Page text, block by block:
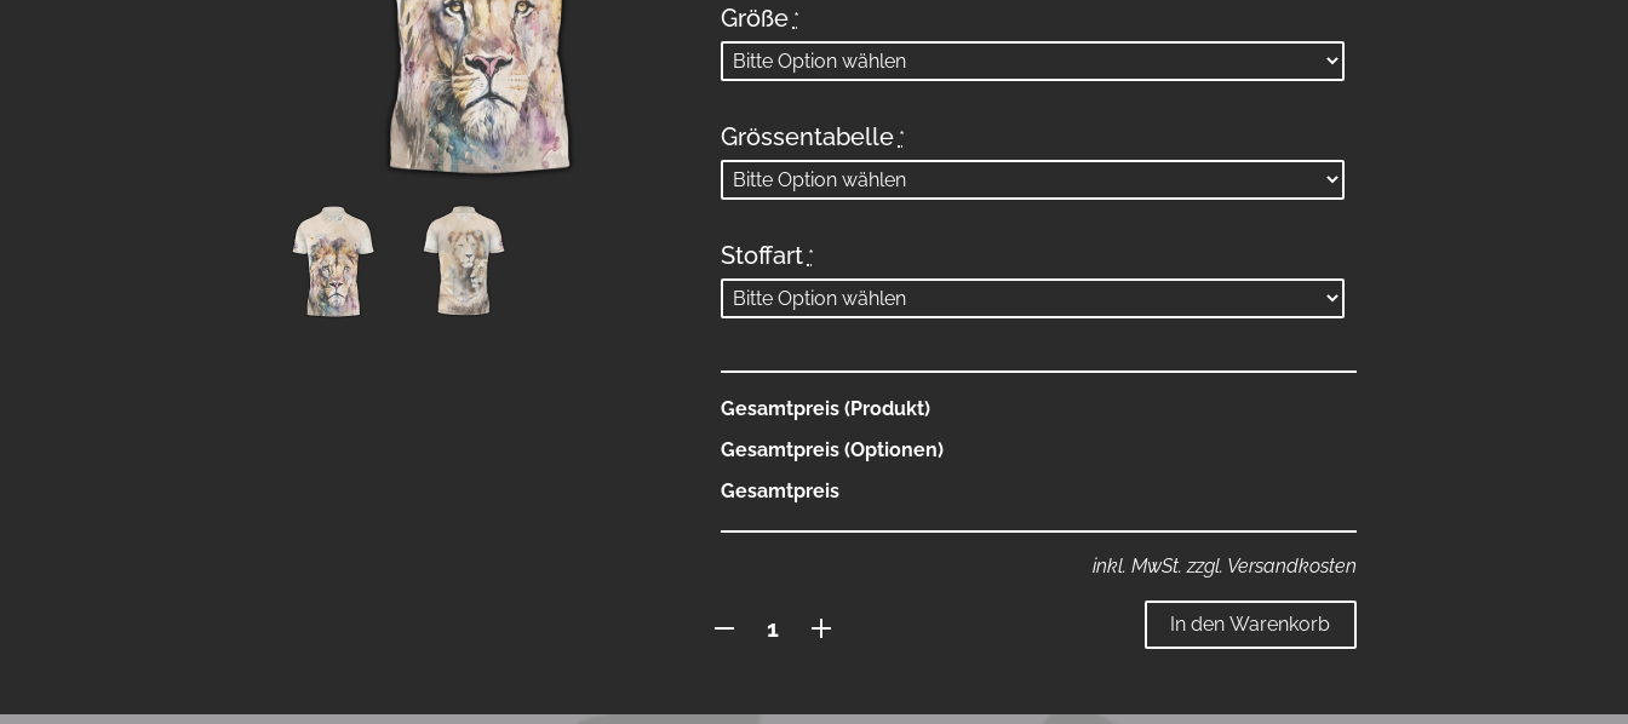
Größe *
Grössentabelle *
Stoffart *
Gesamtpreis (Produkt)
Gesamtpreis (Optionen)
Gesamtpreis
inkl. MwSt. zzgl. Versandkosten
In den Warenkorb